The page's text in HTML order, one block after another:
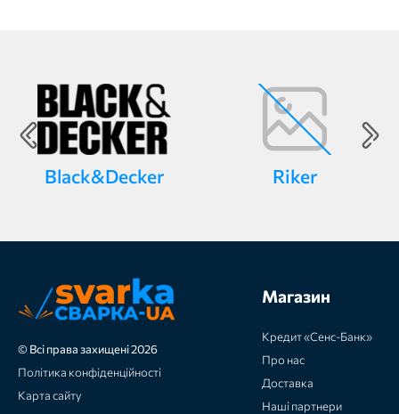
Black&Decker Riker
© Всі права захищені 2026
Політика конфіденційності
Карта сайту
Магазин
Кредит «Сенс-Банк»
Про нас
Доставка
Наші партнери